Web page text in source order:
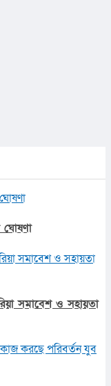
ঘোষণা
সমাবেশ ও সহায়তা